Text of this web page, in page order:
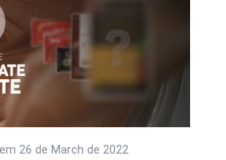
26 de March de 2022